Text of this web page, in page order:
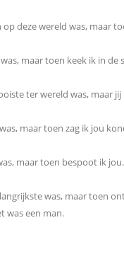
deze wereld was, maar
maar toen keek ik in de
ter wereld was, maar
maar toen zag ik jou
maar toen bespoot ik jou.
was, maar toen
was een man.